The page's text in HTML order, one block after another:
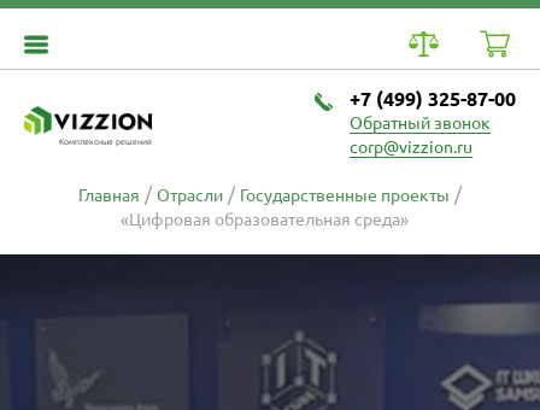
Комплексные решения
+7 (499) 325-87-00
Обратный звонок
corp@vizzion.ru
Главная Отрасли
Государственные проекты
«Цифровая образовательная среда»